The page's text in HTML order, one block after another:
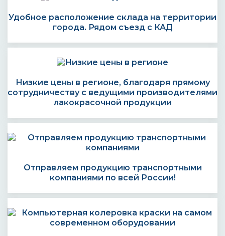
Удобное расположение склада на территории
города. Рядом съезд с КАД
Низкие цены в регионе, благодаря прямому
сотрудничеству с ведущими производителями
лакокрасочной продукции
Отправляем продукцию транспортными
компаниями по всей России!